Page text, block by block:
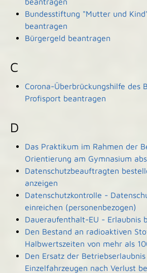
Bundesstiftung "Mutter und
beantragen
Bürgergeld beantragen
C
Corona-Überbrückungshilfe des
Profisport beantragen
D
Das Praktikum im Rahmen der
Orientierung am Gymnasium
Datenschutzbeauftragten
anzeigen
Datenschutzkontrolle -
einreichen (personenbezogen)
Daueraufenthalt-EU - Erlaubnis
Den Bestand an radioaktiven
Halbwertszeiten von mehr als
Den Ersatz der Betriebserlaubnis
Einzelfahrzeugen nach Verlust